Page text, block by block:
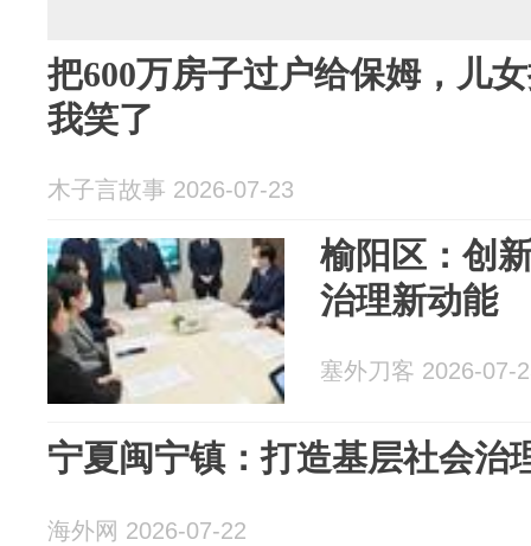
把600万房子过户给保姆，儿
我笑了
木子言故事 2026-07-23
榆阳区：创
治理新动能
塞外刀客 2026-07-
宁夏闽宁镇：打造基层社会治
海外网 2026-07-22